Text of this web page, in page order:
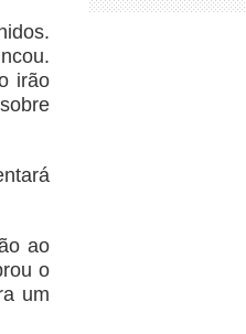
irão
ao
o
um